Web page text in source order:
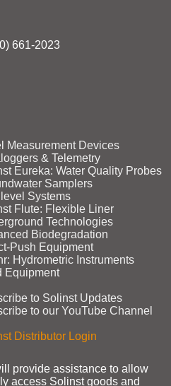
661‑2023
Measurement Devices
& Telemetry
Eureka: Water Quality Probes
Samplers
Systems
Flute: Flexible Liner
Technologies
Biodegradation
Equipment
Hydrometric Instruments
Equipment
to Solinst Updates
to our YouTube Channel
Distributor Login
provide assistance to allow
access Solinst goods and